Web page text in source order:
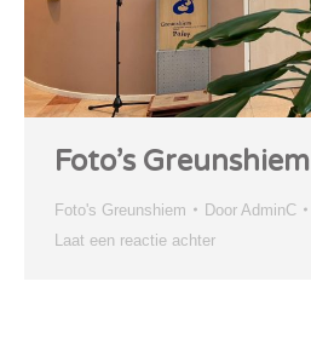
Foto’s Greunshiem
Foto's Greunshiem Door AdminC
Laat een reactie achter